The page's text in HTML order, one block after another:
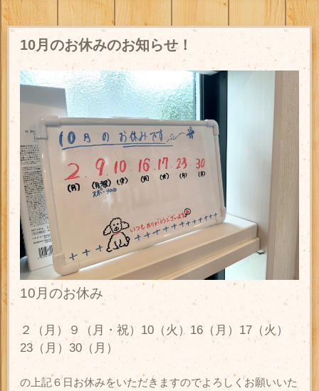
10月のお休みのお知らせ！
10月のお休み
２（月）９（月・祝）10（火）16（月）17（火）
23（月）30（月）
の上記６日お休みをいただきますのでよろしくお願いいた